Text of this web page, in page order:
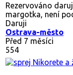
Rezervováno
margotka, není
Daruji
Ostrava-město
Před 7 měsíci
554